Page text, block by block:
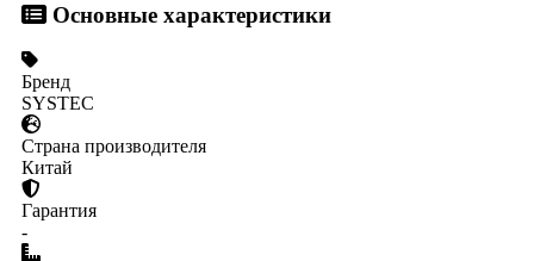
Основные характеристики
Бренд
SYSTEC
Страна производителя
Китай
Гарантия
-